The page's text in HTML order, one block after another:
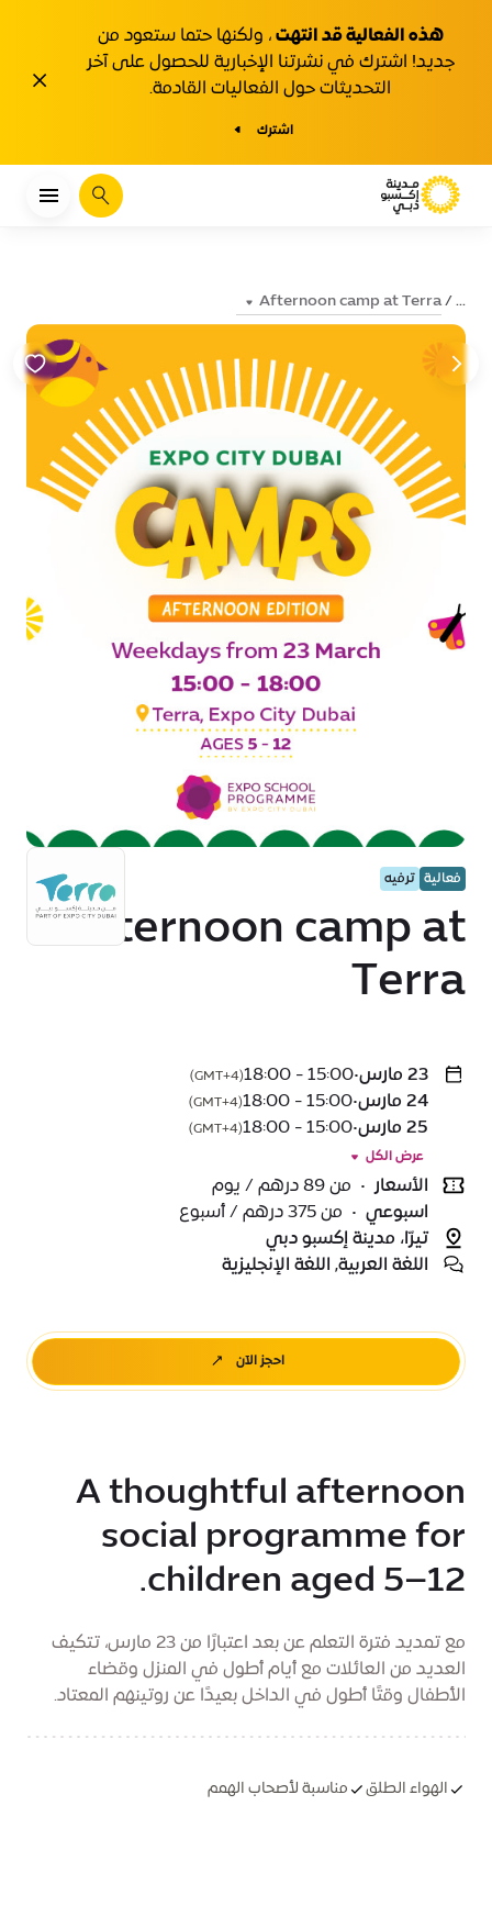
هذه الفعالية قد انتهت ، ولكنها حتما ستعود من
جديد! اشترك في نشرتنا الإخبارية للحصول على آخر
التحديثات حول الفعاليات القادمة.
اشترك
يبحث
...
Afternoon camp at Terra
فعالية ترفيه
Afternoon camp at
Terra
23 مارس •
15:00 - 18:00
(GMT+4)
24 مارس •
15:00 - 18:00
(GMT+4)
25 مارس •
15:00 - 18:00
(GMT+4)
عرض الكل
الأسعار • من 89 درهم / يوم
اسبوعي • من 375 درهم / أسبوع
تيرّا، مدينة إكسبو دبي
اللغة العربية, اللغة الإنجليزية
احجز الآن
A thoughtful afternoon
social programme for
children aged 5–12.
مع تمديد فترة التعلم عن بعد اعتبارًا من 23 مارس، تتكيف
العديد من العائلات مع أيام أطول في المنزل وقضاء
الأطفال وقتًا أطول في الداخل بعيدًا عن روتينهم المعتاد.
الهواء الطلق مناسبة لأصحاب الهمم